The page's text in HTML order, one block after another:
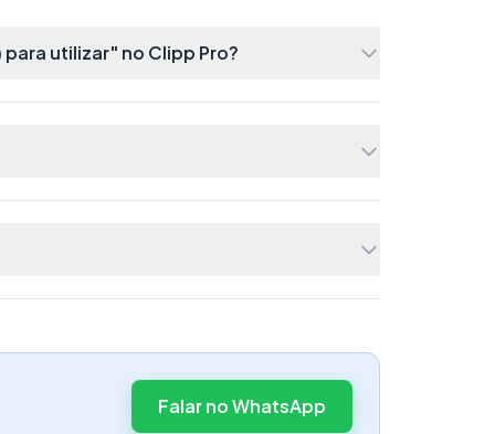
utilizar" no Clipp Pro?
Falar no WhatsApp